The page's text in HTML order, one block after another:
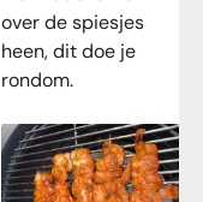
over de spiesjes
heen, dit doe je
rondom.